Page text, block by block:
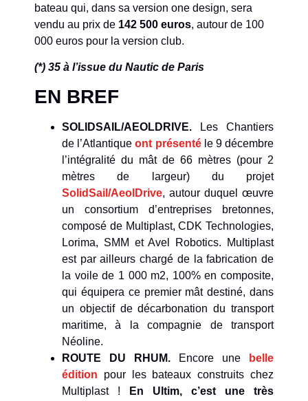
bateau qui, dans sa version one design, sera
vendu au prix de 142 500 euros, autour de 100
000 euros pour la version club.
(*) 35 à l’issue du Nautic de Paris
EN BREF
SOLIDSAIL/AEOLDRIVE. Les Chantiers
de l’Atlantiqueont présentéle 9 décembre
l’intégralité du mât de 66 mètres (pour 2
mètres de largeur) du projet
SolidSail/AeolDrive, autour duquel œuvre
un consortium d’entreprises bretonnes,
composé de Multiplast, CDK Technologies,
Lorima, SMM et Avel Robotics. Multiplast
est par ailleurs chargé de la fabrication de
la voile de 1 000 m2, 100% en composite,
qui équipera ce premier mât destiné, dans
un objectif de décarbonation du transport
maritime, à la compagnie de transport
Néoline.
ROUTE DU RHUM. Encore une
belle
édition pour les bateaux construits chez
Multiplast !
En Ultim, c’est une très